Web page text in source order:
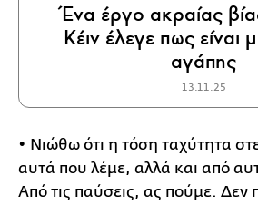
Ένα έργο ακραίας
Κέιν έλεγε πως είναι
αγάπης
13.11.25
• Νιώθω ότι η τόση ταχύτητα
αυτά που λέμε, αλλά και από
Από τις παύσεις, ας πούμε. Δεν